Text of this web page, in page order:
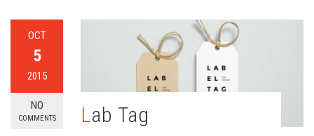
OCT
5
2015
NO
COMMENTS Lab Tag